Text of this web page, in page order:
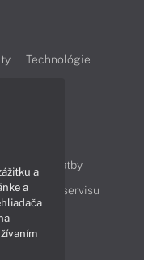
Technológie
a platby
Cenník servisu
a
a